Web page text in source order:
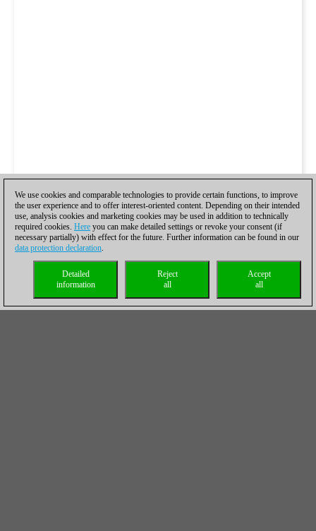
We use cookies and comparable technologies to provide certain functions, to improve
the user experience and to offer interest-oriented content. Depending on their intended
use, analysis cookies and marketing cookies may be used in addition to technically
required cookies. Here you can make detailed settings or revoke your consent (if
necessary partially) with effect for the future. Further information can be found in our
data protection declaration.
Accept
all
Reject
all
Detailed
information